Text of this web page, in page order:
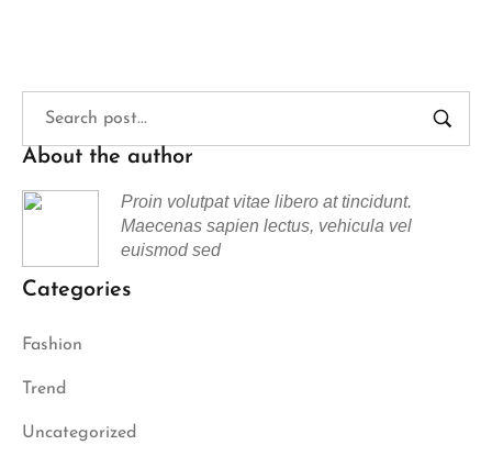
About the author
Proin volutpat vitae libero at tincidunt.
Maecenas sapien lectus, vehicula vel
euismod sed
Categories
Fashion
Trend
Uncategorized